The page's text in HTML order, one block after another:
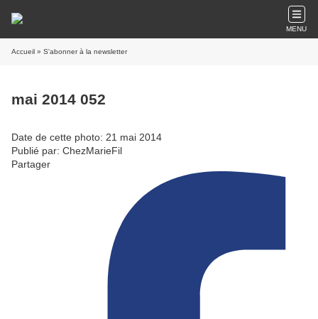
MENU
Accueil » S'abonner à la newsletter
mai 2014 052
Date de cette photo: 21 mai 2014
Publié par: ChezMarieFil
Partager